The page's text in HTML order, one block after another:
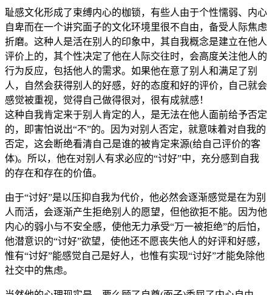
耻感文化形成了束缚内心的枷锁，有些人由于个性懦弱、内心
自卑而在一个讲究面子的文化环境里很不自由，备受人际焦虑
折磨。这种人是活在别人的印象中，其自我概念是建立在他人
评价上的，其个性决定了他在人际交往时，会高度关注他人的
行为反应，包括他人的需求。如果他在意了别人和满足了别
人，自然会获得别人的好感，好的态度和好的评价，自己就会
感觉被重视，觉得自己做得很对，很有成就感！
这种自我肯定来于别人肯定的人，是无法在他人面前给予否定
的，即害怕说出“不”的。因为对别人否定，就意味着对自我的
否定，这会断绝看清自己是谁的被肯定来源(给自己评价的客
体)。所以，他在对别人有求必应的“讨好”中，充分感到自我
的存在和存在的价值。
由于“讨好”是以压抑自我为代价，他必然会逐渐感觉是在为别
人而活，会逐渐产生拒绝别人的愿望，但他欲拒不能。因为他
内心的弱小与不安全感，使他无力承受“万一被拒绝”的后怕，
他潜意识的“讨好”欲望，使他还不愿丧失他人的好评和好感，
惟有“讨好”能感觉自己是好人，也惟有实现“讨好”才能免除他
社交中的焦虑。